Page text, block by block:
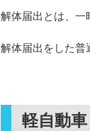
解体届出とは、一
解体届出をした普
軽自動車